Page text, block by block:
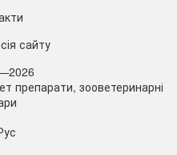
сайту
препарати, зооветеринарні